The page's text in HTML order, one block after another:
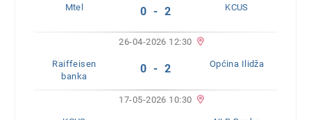
Mtel 0 - 2 KCUS
26-04-2026 12:30
Raiffeisen
banka
0 - 2 Općina Ilidža
17-05-2026 10:30